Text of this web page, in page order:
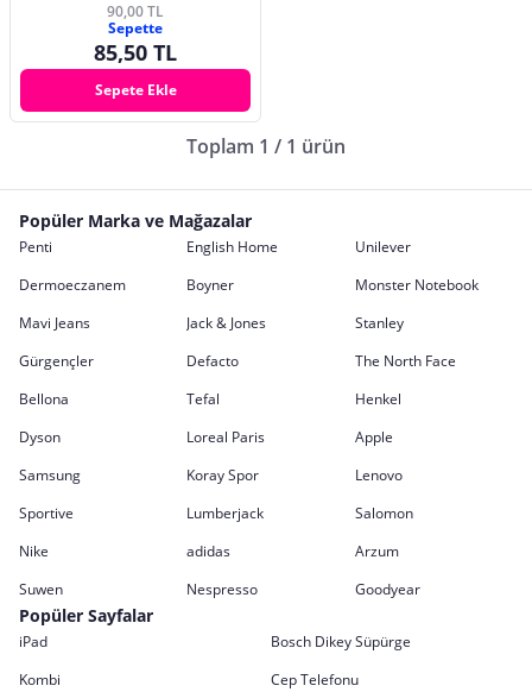
90,00 TL
Sepette
85,50 TL
Sepete Ekle
Toplam 1 / 1 ürün
Popüler Marka ve Mağazalar
Penti English Home
Unilever
Dermoeczanem
Boyner
Monster Notebook
Mavi Jeans
Jack & Jones
Stanley
Gürgençler
Defacto
The North Face
Bellona
Tefal
Henkel
Dyson
Loreal Paris
Apple
Samsung
Koray Spor
Lenovo
Sportive
Lumberjack
Salomon
Nike
adidas
Arzum
Suwen
Nespresso Goodyear
Popüler Sayfalar
iPad
Bosch Dikey Süpürge
Kombi
Cep Telefonu